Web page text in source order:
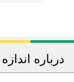
درباره